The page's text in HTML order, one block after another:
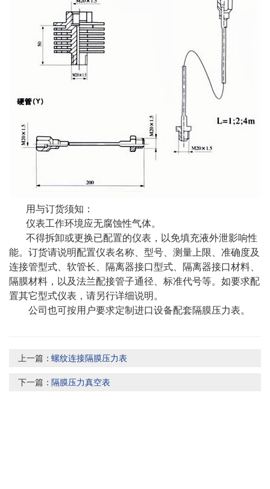
用与订货须知：
仪表工作环境应无腐蚀性气体。
不得拆卸或更换已配置的仪表，以免填充液外泄影响性
能。订货请说明配置仪表名称、型号、测量上限、准确度及
连接管型式、软管长、隔离器接口型式、隔离器接口材料、
隔膜材料，以及法兰配接管子通径、标准代号等。如要求配
置其它型式仪表，请另行详细说明。
公司也可按用户要求定制进口设备配套隔膜压力表。
上一篇：螺纹连接隔膜压力表
下一篇：隔膜压力真空表